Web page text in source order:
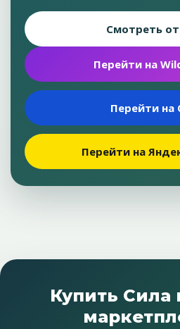
Смотреть
Перейти на
Перейти на
Перейти на
Купить Сила